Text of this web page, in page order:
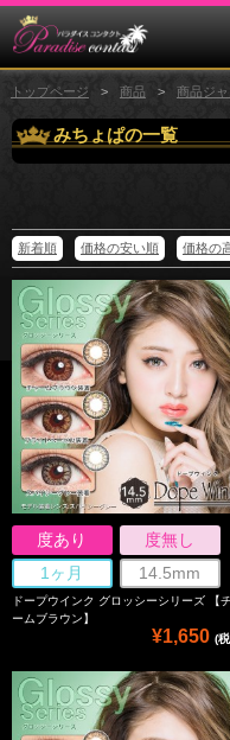
トップページ 商品 商品ジ
みちょぱの一覧
新着順 価格の安い順 価格の
度あり
度無し
1ヶ月
14.5mm
ドープウインク グロッシーシリーズ 【
ームブラウン】
¥1,650 (